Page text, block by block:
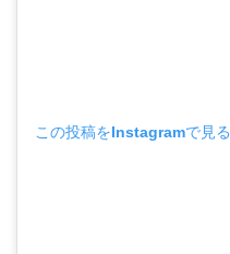
この投稿をInstagramで見る